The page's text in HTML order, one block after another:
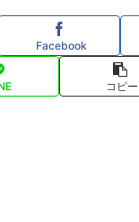
Facebook
コピー